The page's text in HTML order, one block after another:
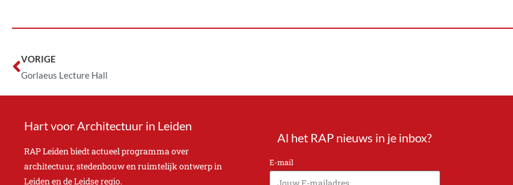
VORIGE
Gorlaeus Lecture Hall
Hart voor Architectuur in Leiden
RAP Leiden biedt actueel programma over
architectuur, stedenbouw en ruimtelijk ontwerp in
Leiden en de Leidse regio.
Al het RAP nieuws in je inbox?
E-mail